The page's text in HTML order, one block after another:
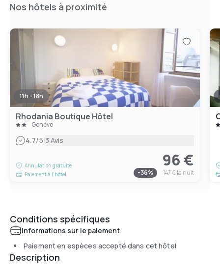
Nos hôtels à proximité
11h - 18h
Rhodania Boutique Hôtel
Genève
4.7/5|3 Avis
Annulation gratuite
Paiement à l'hôtel
96 €
-36% 147 €la nuit
Conditions spécifiques
Informations sur le paiement
Paiement en espèces accepté dans cet hôtel
Description